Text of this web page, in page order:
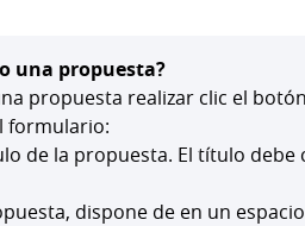
una propuesta?
propuesta realizar clic el
formulario:
de la propuesta. El título
dispone de en un